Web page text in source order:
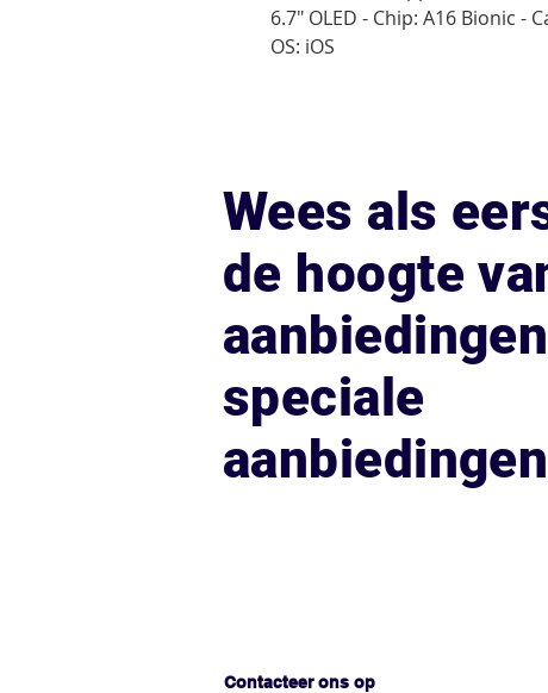
6.7" OLED - Chip: A16 Bionic -
OS: iOS
Wees als
de hoogte
speciale
aanbiedingen
Contacteer ons op